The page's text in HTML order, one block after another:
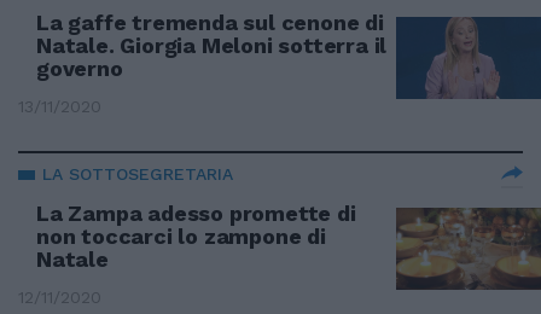
La gaffe tremenda sul cenone di
Natale. Giorgia Meloni sotterra il
governo
13/11/2020
LA SOTTOSEGRETARIA
La Zampa adesso promette di
non toccarci lo zampone di
Natale
12/11/2020